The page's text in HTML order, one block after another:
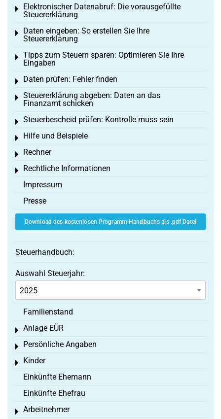
Elektronischer Datenabruf: Die vorausgefüllte
Steuererklärung
Toggle menu
Daten eingeben: So erstellen Sie Ihre
Steuererklärung
Toggle menu
Tipps zum Steuern sparen: Optimieren Sie Ihre
Eingaben
Toggle menu
Daten prüfen: Fehler finden
Toggle menu
Steuererklärung abgeben: Daten an das
Finanzamt schicken
Toggle menu
Steuerbescheid prüfen: Kontrolle muss sein
Toggle menu
Hilfe und Beispiele
Toggle menu
Rechner
Toggle menu
Rechtliche Informationen
Toggle menu
Impressum
Presse
Download des kostenlosen Programm-Handbuchs als .pdf Datei
Steuerhandbuch:
Auswahl Steuerjahr:
Familienstand
Anlage EÜR
Toggle menu
Persönliche Angaben
Toggle menu
Kinder
Toggle menu
Einkünfte Ehemann
Einkünfte Ehefrau
Arbeitnehmer
Toggle menu